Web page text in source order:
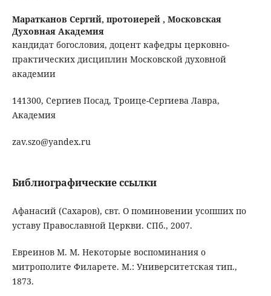
Маратканов Сергий, протоиерей , Московская
Духовная Академия
кандидат богословия, доцент кафедры церковно-
практических дисциплин Московской духовной
академии
141300, Сергиев Посад, Троице-Сергиева Лавра,
Академия
zav.szo@yandex.ru
Библиографические ссылки
Афанасий (Сахаров), свт. О поминовении усопших по
уставу Православной Церкви. СПб., 2007.
Евреинов М. М. Некоторые воспоминания о
митрополите Филарете. М.: Университетская тип.,
1873.